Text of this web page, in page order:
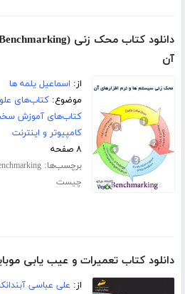
آن
از: اسماعیل یلمه ها
موضوع:کتاب‌های
کتاب‌های آموزش سخت
کامپیوتر و اینترنت
۸ صفحه
برچسب‌ها:
چیست
دانلود کتاب تعمیرات و عیب یابی
از: علی عباسی